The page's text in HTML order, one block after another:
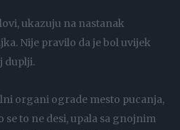
ukazuju na nastanak
Nije pravilo da je bol uvijek
duplji.
organi ograde mesto pucanja,
to ne desi, upala sa gnojnim